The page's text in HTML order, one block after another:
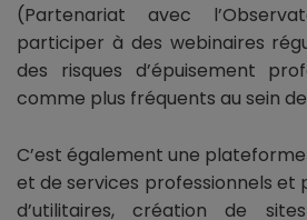
(Partenariat avec
participer à des webinaires
des risques d’épuisement
comme plus fréquents au sein
C’est également une
et de services professionnels et
d’utilitaires, création de